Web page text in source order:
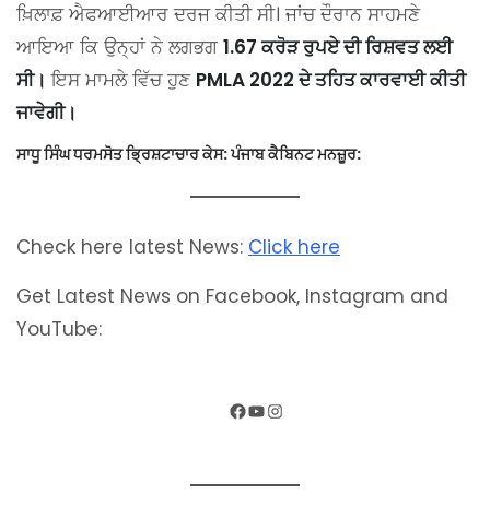
ਖ਼ਿਲਾਫ਼ ਐਫਆਈਆਰ ਦਰਜ ਕੀਤੀ ਸੀ। ਜਾਂਚ ਦੌਰਾਨ ਸਾਹਮਣੇ
ਆਇਆ ਕਿ ਉਨ੍ਹਾਂ ਨੇ ਲਗਭਗ 1.67 ਕਰੋੜ ਰੁਪਏ ਦੀ ਰਿਸ਼ਵਤ ਲਈ
ਸੀ। ਇਸ ਮਾਮਲੇ ਵਿੱਚ ਹੁਣ PMLA 2022 ਦੇ ਤਹਿਤ ਕਾਰਵਾਈ ਕੀਤੀ
ਜਾਵੇਗੀ।
ਸਾਧੂ ਸਿੰਘ ਧਰਮਸੋਤ ਭ੍ਰਿਸ਼ਟਾਚਾਰ ਕੇਸ: ਪੰਜਾਬ ਕੈਬਿਨਟ ਮਨਜ਼ੂਰ:
Check here latest News: Click here
Get Latest News on Facebook, Instagram and
YouTube: